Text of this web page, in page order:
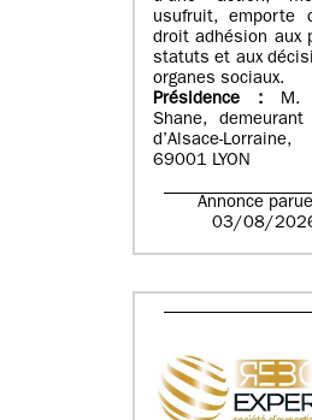
usufruit, emporte
droit adhésion aux
statuts et aux
organes sociaux.
Présidence : M.
Shane,
d’Alsace-Lorraine,
69001 LYON
Annonce
03/08/